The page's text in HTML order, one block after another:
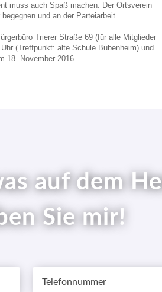
muss auch Spaß machen. Der Ortsverein
begegnen und an der Parteiarbeit
Trierer Straße 69 (für alle Mitglieder
(Treffpunkt: alte Schule Bubenheim) und
18. November 2016.
auf dem
Sie mir!